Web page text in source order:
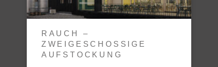
RAUCH –
ZWEIGESCHOSSIGE
AUFSTOCKUNG